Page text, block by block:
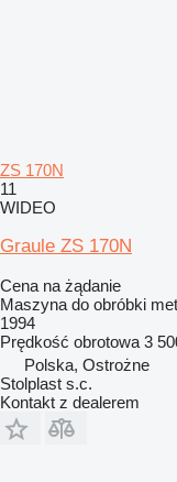
ZS 170N
11
WIDEO
Graule ZS 170N
Cena na żądanie
Maszyna do obróbki
1994
Prędkość obrotowa 3
Polska, Ostrożne
Stolplast s.c.
Kontakt z dealerem